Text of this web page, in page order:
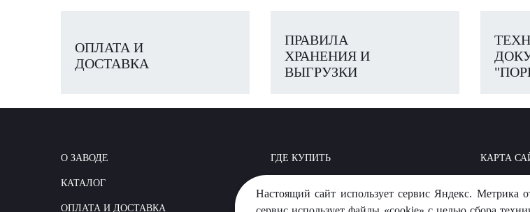
ОПЛАТА И
ДОСТАВКА
ПРАВИЛА
ХРАНЕНИЯ И
ВЫГРУЗКИ
О ЗАВОДЕ
КАТАЛОГ
ОПЛАТА И ДОСТАВКА
ГДЕ КУПИТЬ
ВОПРОС-ОТВЕТ
КАРТА
Настоящий сайт использует сервис Яндекс. Метрика